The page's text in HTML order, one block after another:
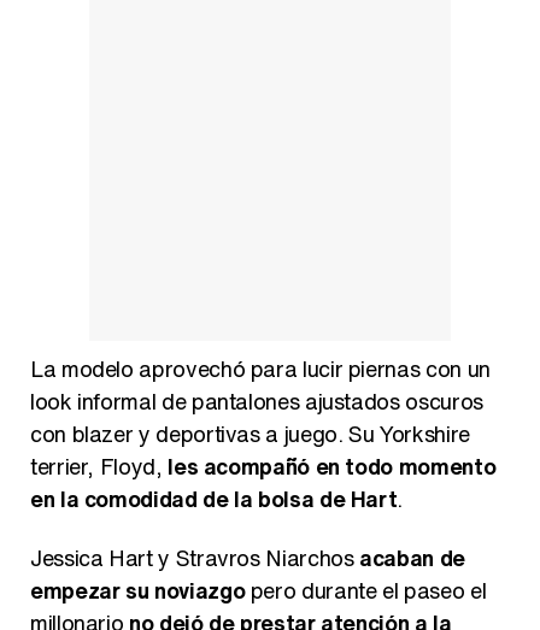
La modelo aprovechó para lucir piernas con un
look informal de pantalones ajustados oscuros
con blazer y deportivas a juego. Su Yorkshire
terrier, Floyd, les acompañó en todo momento
en la comodidad de la bolsa de Hart.
Jessica Hart y Stravros Niarchosacaban de
empezar su noviazgopero durante el paseo el
millonario no dejó de prestar atención a la